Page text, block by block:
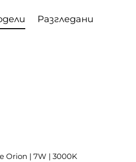
Разгледани
Orion | 7W | 3000K